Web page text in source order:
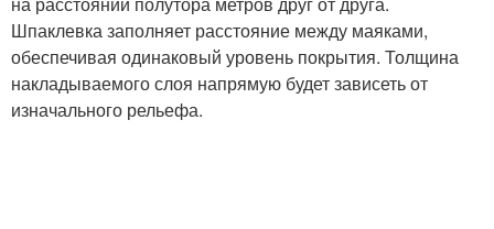
Шпаклевка заполняет расстояние между маяками,
обеспечивая одинаковый уровень покрытия. Толщина
накладываемого слоя напрямую будет зависеть от
изначального рельефа.